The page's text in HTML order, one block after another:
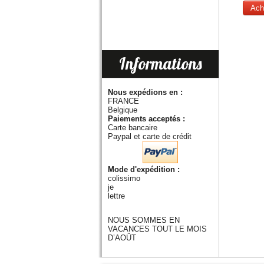
Informations
Nous expédions en :
FRANCE
Belgique
Paiements acceptés :
Carte bancaire
Paypal et carte de crédit
Mode d'expédition :
colissimo
je
lettre
NOUS SOMMES EN
VACANCES TOUT LE MOIS
D’AOÛT